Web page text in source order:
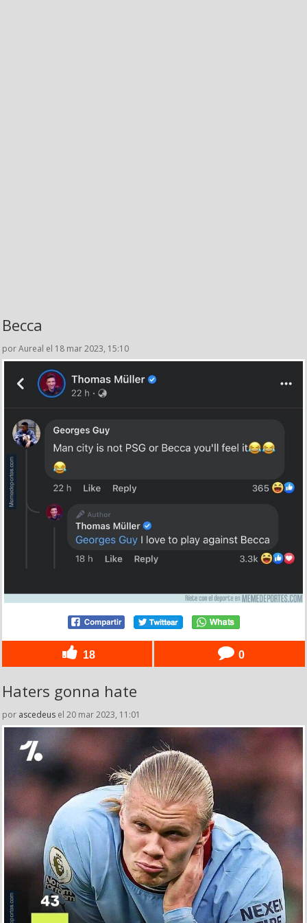
Becca
por Aureal el 18 mar 2023, 15:10
18 0
Haters gonna hate
por ascedeus el 20 mar 2023, 11:01